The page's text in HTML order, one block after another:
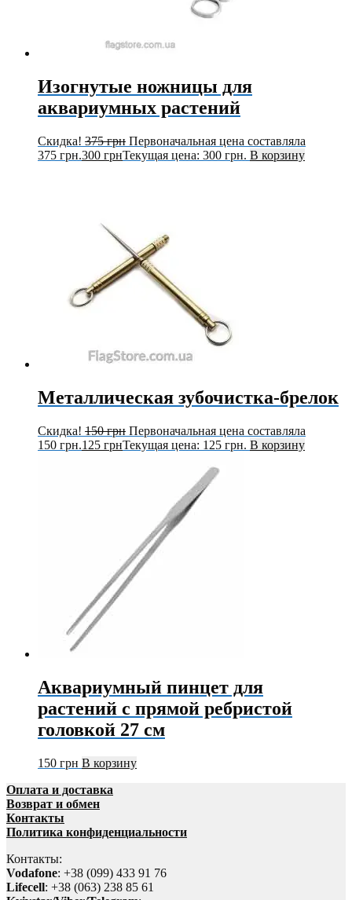
Изогнутые ножницы для
аквариумных растений
Скидка! 375грн Первоначальная цена составляла
375 грн.300 грнТекущая цена: 300 грн. В корзину
Металлическая зубочистка-брелок
Скидка! 150грн Первоначальная цена составляла
150 грн.125 грнТекущая цена: 125 грн. В корзину
Аквариумный пинцет для
растений с прямой ребристой
головкой 27 см
150 грн В корзину
Оплата и доставка
Возврат и обмен
Контакты
Политика конфиденциальности
Контакты:
Vodafone: +38 (099) 433 91 76
Lifecell: +38 (063) 238 85 61